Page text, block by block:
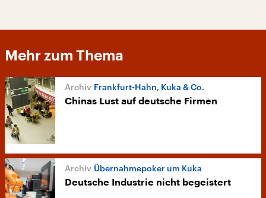
Mehr zum Thema
Frankfurt-Hahn, Kuka & Co.
Chinas Lust auf deutsche Firmen
Übernahmepoker um Kuka
Deutsche Industrie nicht begeistert